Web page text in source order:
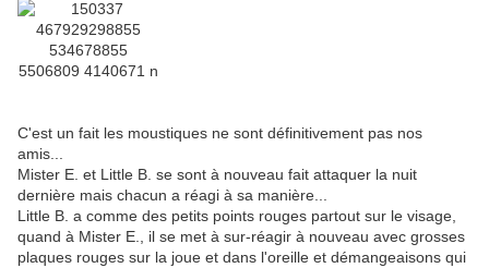
C'est un fait les moustiques ne sont définitivement pas nos
amis...
Mister E. et Little B. se sont à nouveau fait attaquer la nuit
dernière mais chacun a réagi à sa manière...
Little B. a comme des petits points rouges partout sur le visage,
quand à Mister E., il se met à sur-réagir à nouveau avec grosses
plaques rouges sur la joue et dans l'oreille et démangeaisons qui